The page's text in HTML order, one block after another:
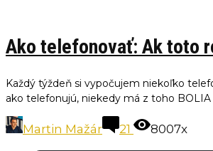
Ako telefonovať: Ak toto
Každý týždeň si vypočujem niekoľko
ako telefonujú, niekedy má z toho BOLIA
Martin Mažár 21 8007x